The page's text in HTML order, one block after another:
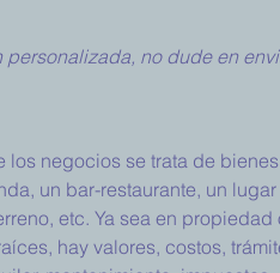
personalizada, no dude en
los negocios se trata de
un bar-restaurante, un
etc. Ya sea en
hay valores, costos,